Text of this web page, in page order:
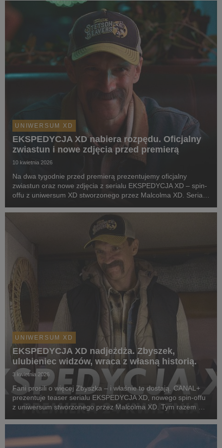
UNIWERSUM XD
EKSPEDYCJA XD nabiera rozpędu. Oficjalny
zwiastun i nowe zdjęcia przed premierą
10 kwietnia 2026
Na dwa tygodnie przed premierą prezentujemy oficjalny
zwiastun oraz nowe zdjęcia z serialu EKSPEDYCJA XD – spin-
offu z uniwersum XD stworzonego przez Malcolma XD. Serial z
Wojtka zadebiutuje 24 kwietnia w serwisie...
UNIWERSUM XD
EKSPEDYCJA XD nadjeżdża. Zbyszek,
ulubieniec widzów, wraca z własną historią.
3 kwietnia 2026
Fani prosili o więcej Zbyszka – i właśnie to dostają. CANAL+
prezentuje teaser serialu EKSPEDYCJA XD, nowego spin-offu
z uniwersum stworzonego przez Malcolma XD. Tym razem w
podwójnej roli wciela się Michał C...